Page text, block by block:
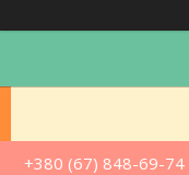
+380 (67) 848-69-74